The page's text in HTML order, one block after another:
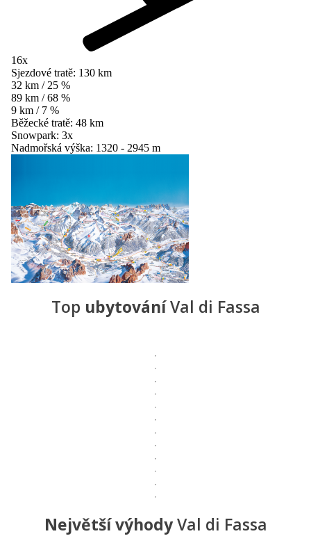
16x
Sjezdové tratě: 130 km
32 km / 25 %
89 km / 68 %
9 km / 7 %
Běžecké tratě: 48 km
Snowpark: 3x
Nadmořská výška: 1320 - 2945 m
Top ubytováníVal di Fassa
Největší výhodyVal di Fassa